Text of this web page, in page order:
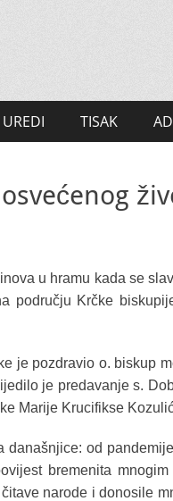
UREDI TISAK
u hramu kada se
području Krčke
je pozdravio o. biskup
je predavanje s.
Marije Krucifikse
od
bremenita
narode i donosile